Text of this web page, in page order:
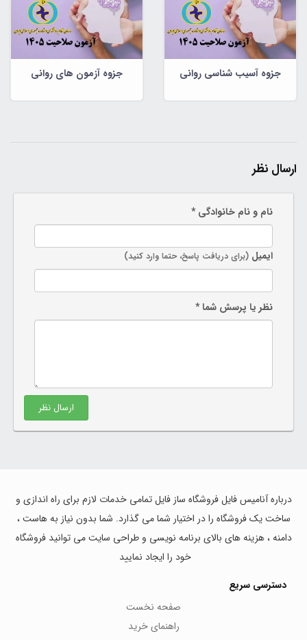
جزوه آسیب شناسی روانی جزوه آزمون های روانی
ارسال نظر
نام و نام خانوادگی *
ایمیل (برای دریافت پاسخ، حتما وارد کنید)
نظر یا پرسش شما *
ارسال نظر
درباره آنامیس فایل فروشگاه ساز فایل تمامی خدمات لازم برای راه اندازی و
ساخت یک فروشگاه را در اختیار شما می گذارد. شما بدون نیاز به هاست ،
دامنه ، هزینه های بالای برنامه نویسی و طراحی سایت می توانید فروشگاه
خود را ایجاد نمایید
دسترسی سریع
صفحه نخست
راهنمای خرید